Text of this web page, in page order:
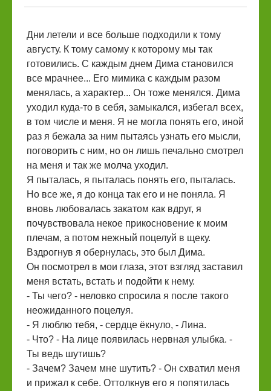
Дни летели и все больше подходили к тому
августу. К тому самому к которому мы так
готовились. С каждым днем Дима становился
все мрачнее... Его мимика с каждым разом
менялась, а характер... Он тоже менялся. Дима
уходил куда-то в себя, замыкался, избегал всех,
в том числе и меня. Я не могла понять его, иной
раз я бежала за ним пытаясь узнать его мысли,
поговорить с ним, но он лишь печально смотрел
на меня и так же молча уходил.
Я пыталась, я пыталась понять его, пыталась.
Но все же, я до конца так его и не поняла. Я
вновь любовалась закатом как вдруг, я
почувствовала некое прикосновение к моим
плечам, а потом нежный поцелуй в щеку.
Вздрогнув я обернулась, это был Дима.
Он посмотрел в мои глаза, этот взгляд заставил
меня встать, встать и подойти к нему.
- Ты чего? - неловко спросила я после такого
неожиданного поцелуя.
- Я люблю тебя, - сердце ёкнуло, - Лина.
- Что? - На лице появилась нервная улыбка. -
Ты ведь шутишь?
- Зачем? Зачем мне шутить? - Он схватил меня
и прижал к себе. Оттолкнув его я попятилась